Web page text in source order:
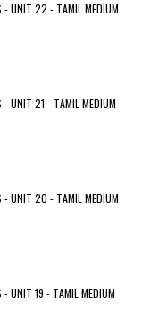
- UNIT 22 - TAMIL MEDIUM
- UNIT 21 - TAMIL MEDIUM
- UNIT 20 - TAMIL MEDIUM
- UNIT 19 - TAMIL MEDIUM